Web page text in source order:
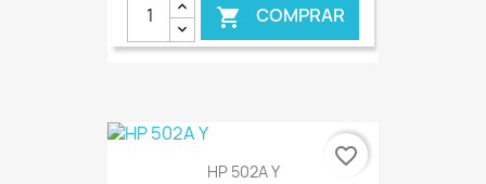
 COMPRAR
€ ONLINE
HP 502A Y
favorite_border